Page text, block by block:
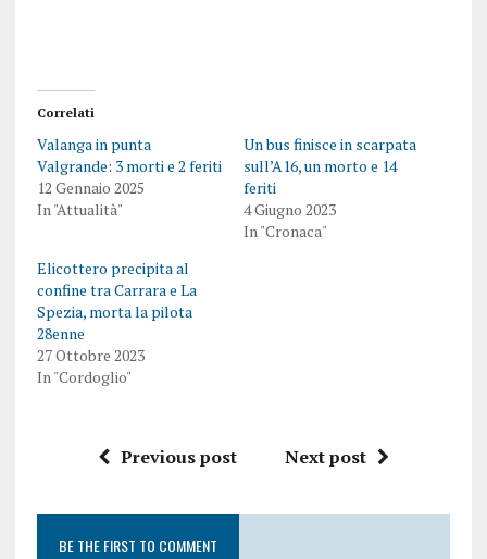
Correlati
Valanga in punta
Valgrande: 3 morti e 2 feriti
12 Gennaio 2025
In "Attualità"
Un bus finisce in scarpata
sull’A16, un morto e 14
feriti
4 Giugno 2023
In "Cronaca"
Elicottero precipita al
confine tra Carrara e La
Spezia, morta la pilota
28enne
27 Ottobre 2023
In "Cordoglio"
Previous post Next post
BE THE FIRST TO COMMENT